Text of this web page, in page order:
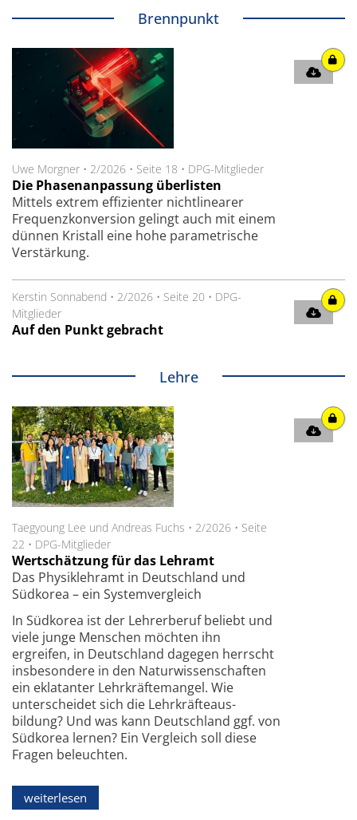
Brennpunkt
Uwe Morgner • 2/2026 • Seite 18 • DPG-Mitglieder
Die Phasenanpassung überlisten
Mittels extrem effizienter nichtlinearer
Frequenzkonversion gelingt auch mit einem
dünnen Kristall eine hohe ­para­metrische
Verstärkung.
Kerstin Sonnabend • 2/2026 • Seite 20 • DPG-
Mitglieder
Auf den Punkt gebracht
Lehre
Taegyoung Lee und Andreas Fuchs • 2/2026 • Seite
22 • DPG-Mitglieder
Wertschätzung für das Lehramt
Das Physiklehramt in Deutschland und
Südkorea – ein Systemvergleich
In Südkorea ist der Lehrerberuf beliebt und
viele junge Menschen möchten ihn
ergreifen, in Deutschland dagegen herrscht
insbesondere in den Naturwissenschaften
ein eklatanter Lehrkräftemangel. Wie
unterscheidet sich die Lehrkräfteaus­
bildung? Und was kann Deutschland ggf. von
Südkorea lernen? Ein Vergleich soll diese
Fragen beleuchten.
weiterlesen